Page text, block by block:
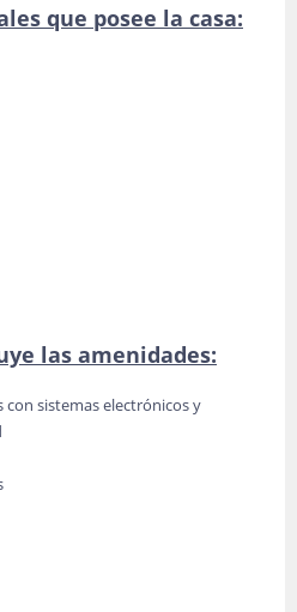
que posee la casa:
las amenidades:
con sistemas electrónicos y